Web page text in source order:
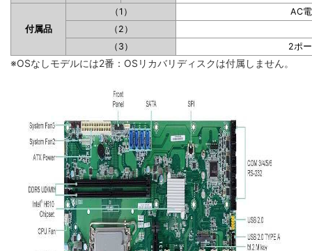
付属品
（1）
AC
（2）
（3）
2ポ
※OSなしモデルには2番：OSリカバリディスクは付属しません。